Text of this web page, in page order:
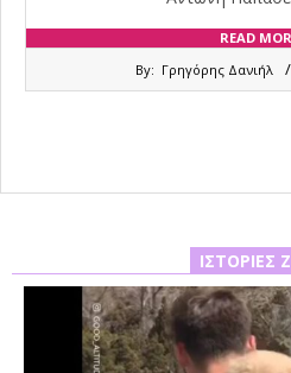
READ
By: Γρηγόρης Δανιήλ
ΙΣΤΟΡΊΕΣ